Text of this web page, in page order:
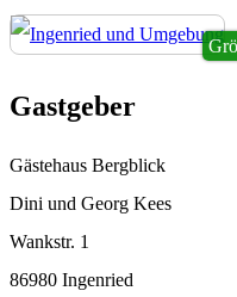
Gastgeber
Gästehaus Bergblick
Dini und Georg Kees
Wankstr. 1
86980 Ingenried